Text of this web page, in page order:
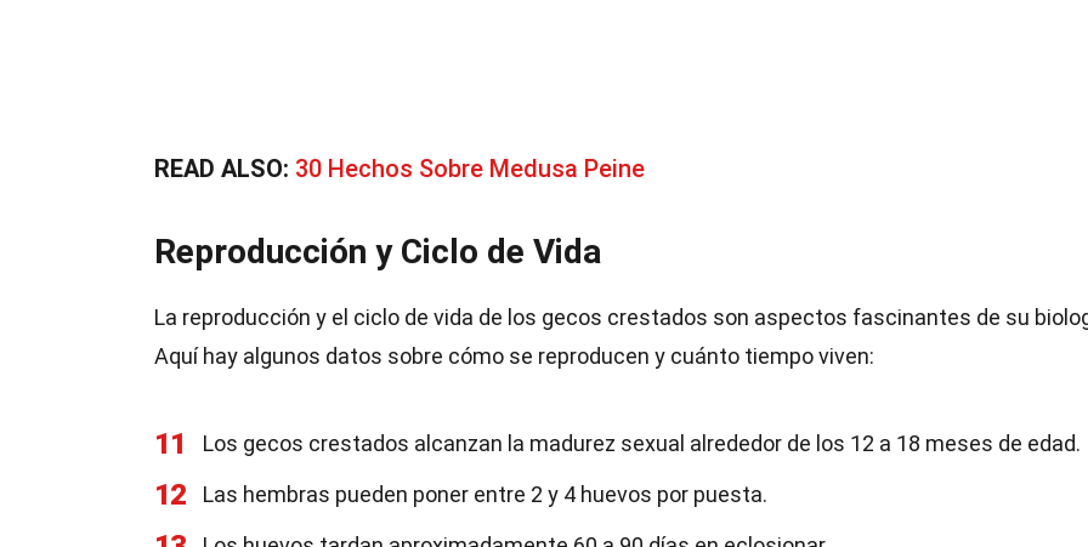
READ ALSO: 30 Hechos Sobre Medusa Peine
Reproducción y Ciclo de Vida
La reproducción y el ciclo de vida de los gecos crestados son aspectos fascinantes de su
Aquí hay algunos datos sobre cómo se reproducen y cuánto tiempo viven:
11 Los gecos crestados alcanzan la madurez sexual alrededor de los 12 a 18 meses de edad.
12 Las hembras pueden poner entre 2 y 4 huevos por puesta.